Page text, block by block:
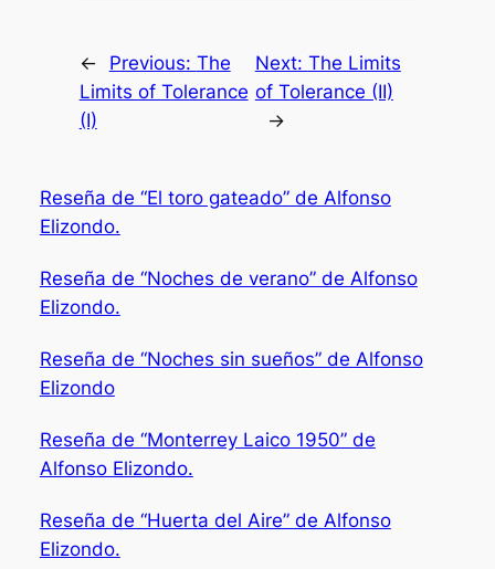
← Previous: The
Limits of Tolerance
(I)
Next: The Limits
of Tolerance (II)
→
Reseña de “El toro gateado” de Alfonso
Elizondo.
Reseña de “Noches de verano” de Alfonso
Elizondo.
Reseña de “Noches sin sueños” de Alfonso
Elizondo
Reseña de “Monterrey Laico 1950” de
Alfonso Elizondo.
Reseña de “Huerta del Aire” de Alfonso
Elizondo.